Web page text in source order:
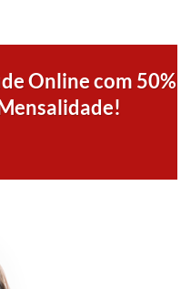
Online com 50%